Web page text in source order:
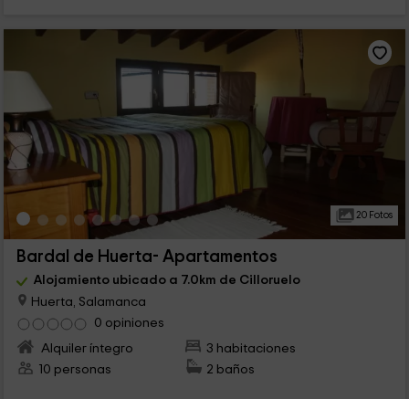
20 Fotos
Bardal de Huerta- Apartamentos
Alojamiento ubicado a 7.0km de Cilloruelo
Huerta, Salamanca
0 opiniones
Alquiler íntegro
3 habitaciones
10 personas
2 baños